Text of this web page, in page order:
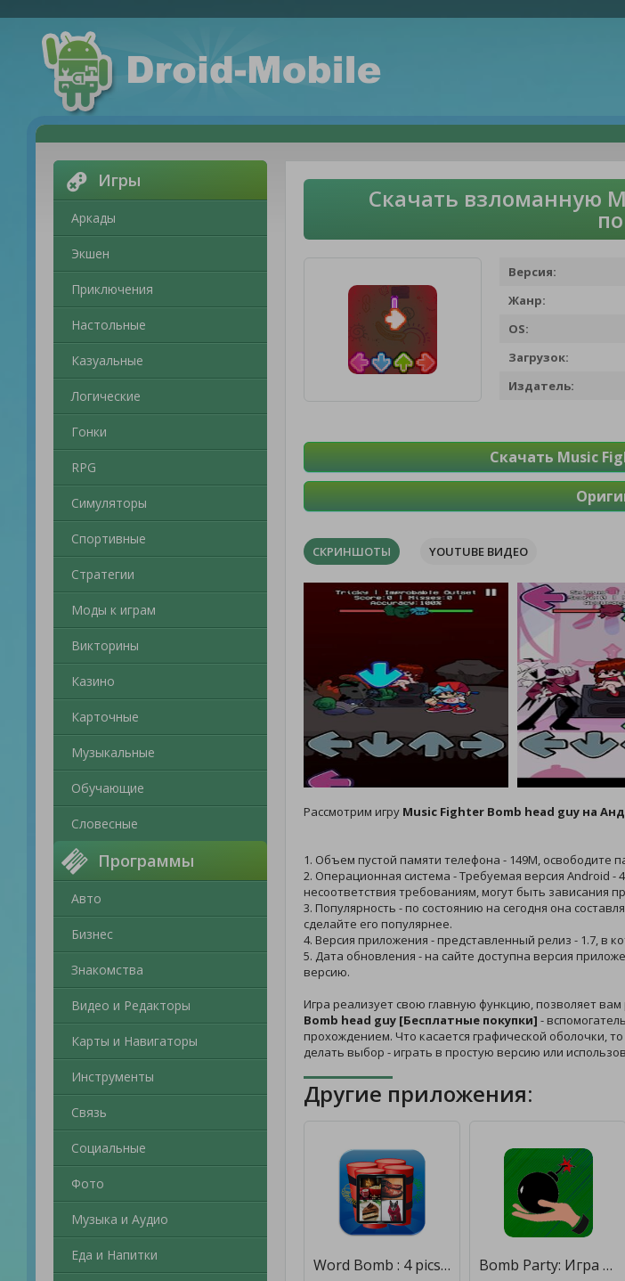
Игры
Аркады
Экшен
Приключения
Настольные
Казуальные
Логические
Гонки
RPG
Симуляторы
Спортивные
Стратегии
Моды к играм
Викторины
Казино
Карточные
Музыкальные
Обучающие
Словесные
Программы
Авто
Бизнес
Знакомства
Видео и Редакторы
Карты и Навигаторы
Инструменты
Связь
Социальные
Фото
Музыка и Аудио
Еда и Напитки
Скачать взломанную
Версия:
Жанр:
OS:
Загрузок:
Издатель:
Скачать Music
СКРИНШОТЫ YOUTUBE ВИДЕО
Рассмотрим игру Music Fighter Bomb head guy на
1. Объем пустой памяти телефона - 149M, освободите
2. Операционная система - Требуемая версия Android
несоответствия требованиям, могут быть зависания
3. Популярность - по состоянию на сегодня она
сделайте его популярнее.
4. Версия приложения - представленный релиз - 1.7, в
5. Дата обновления - на сайте доступна версия
версию.
Игра реализует свою главную функцию, позволяет
Bomb head guy [Бесплатные покупки] -
прохождением. Что касается графической оболочки,
делать выбор - играть в простую версию или
Другие приложения:
Word Bomb : 4 pics 1 word [Много монет] Bomb Party: Игра для вечеринок [Много денег]